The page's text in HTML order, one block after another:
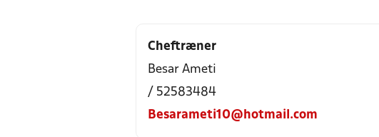
Cheftræner
Besar Ameti
/ 52583484
Besarameti10@hotmail.com